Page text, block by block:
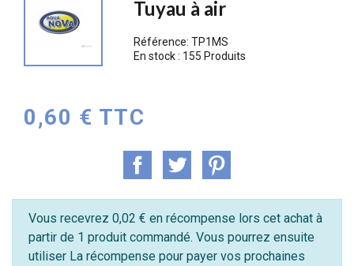
Tuyau à air
Référence:TP1MS
En stock : 155 Produits
0,60 € TTC
Vous recevrez 0,02 € en récompense lors cet achat à
partir de 1 produit commandé. Vous pourrez ensuite
utiliser La récompense pour payer vos prochaines